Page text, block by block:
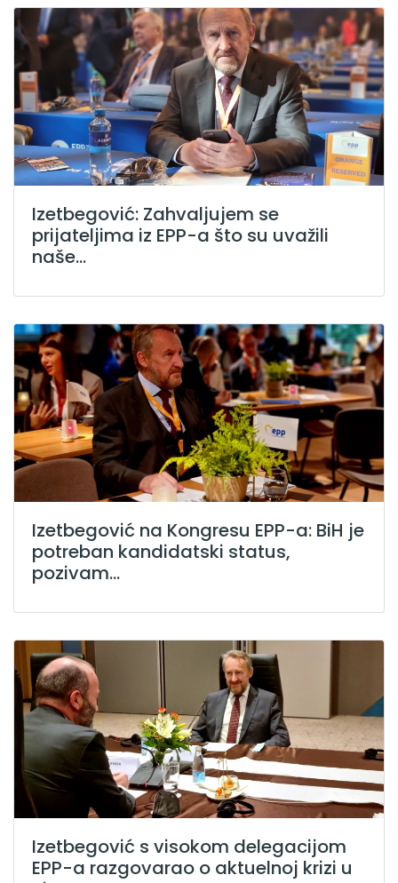
Izetbegović: Zahvaljujem se
prijateljima iz EPP-a što su uvažili
naše...
Izetbegović na Kongresu EPP-a: BiH je
potreban kandidatski status,
pozivam...
Izetbegović s visokom delegacijom
EPP-a razgovarao o aktuelnoj krizi u